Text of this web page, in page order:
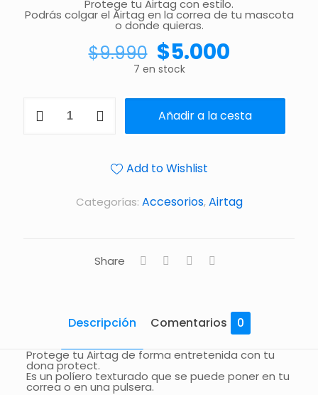
Protege tu Airtag con estilo.
Podrás colgar el Airtag en la correa de tu mascota
o donde quieras.
$9.990 $5.000
7 en stock
Añadir a la cesta
Add to Wishlist
Categorías: Accesorios,Airtag
Share
Descripción Comentarios 0
Protege tu Airtag de forma entretenida con tu
dona protect.
Es un políero texturado que se puede poner en tu
correa o en una pulsera.